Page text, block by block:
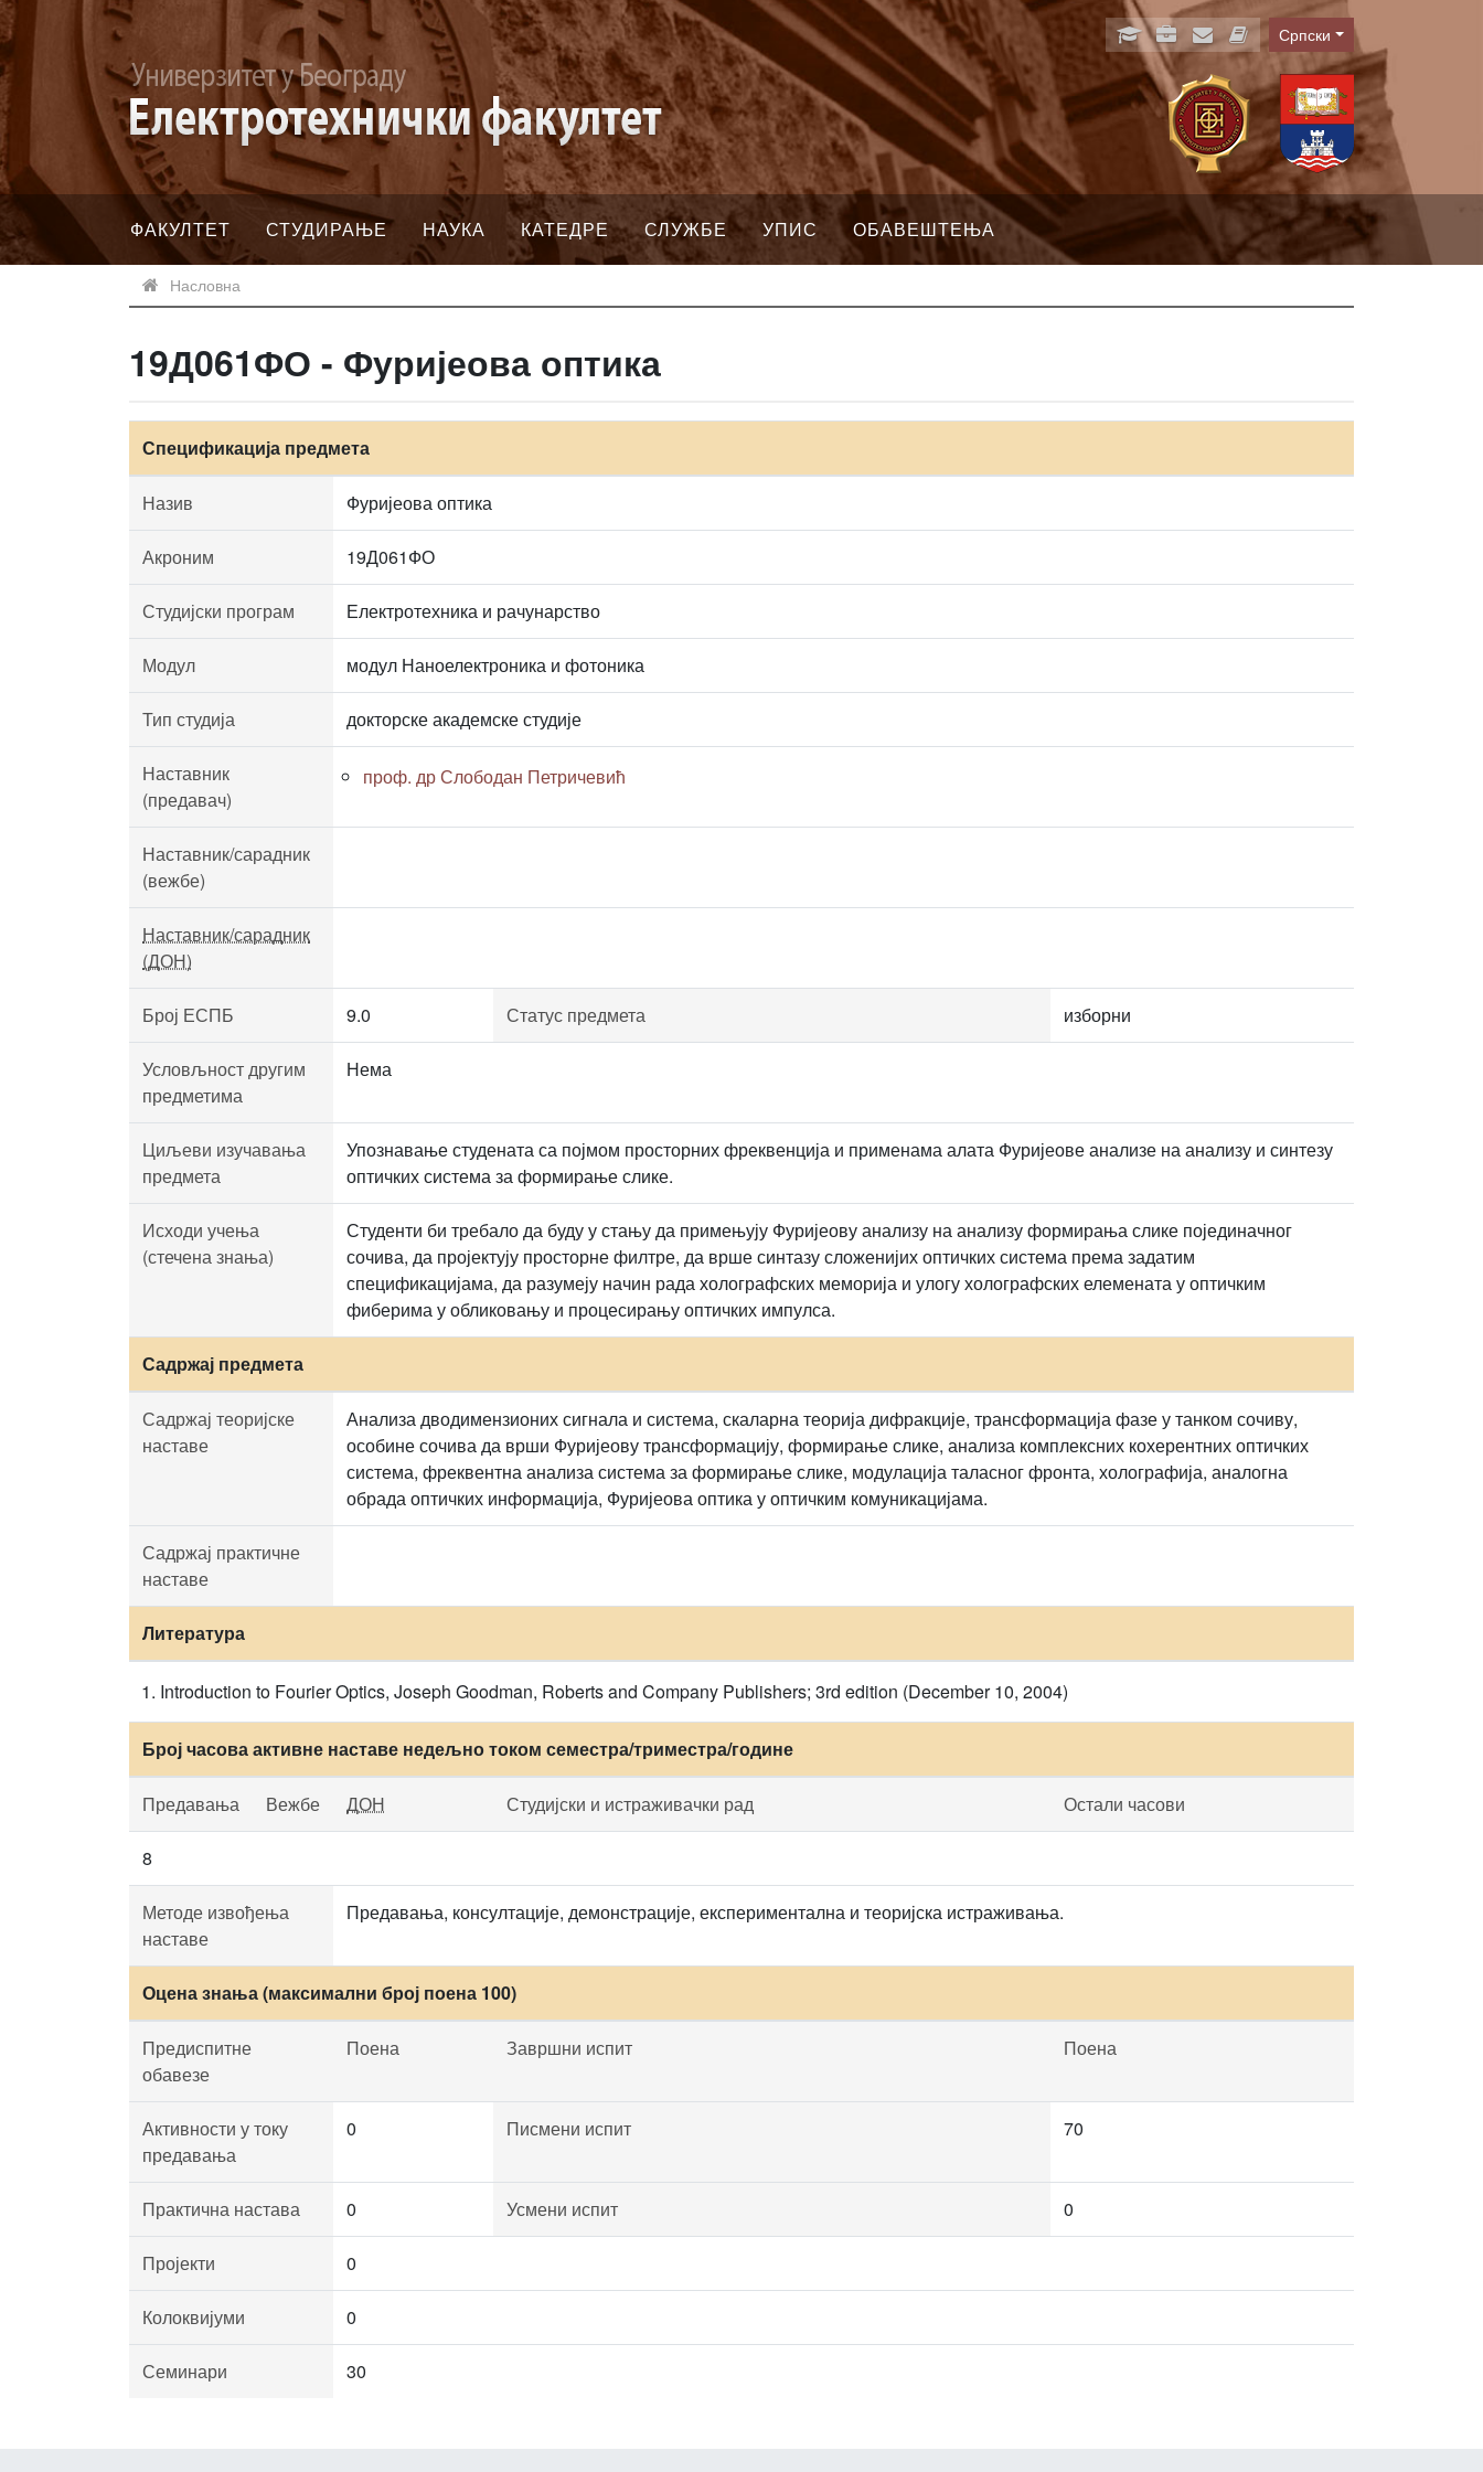
Language
Српски
ФАКУЛТЕТ СТУДИРАЊЕ НАУКА КАТЕДРЕ СЛУЖБЕ УПИС ОБАВЕШТЕЊА
Насловна
19Д061ФО - Фуријеова оптика
Спецификација предмета
Назив Фуријеова оптика
Акроним 19Д061ФО
Студијски програм Електротехника и рачунарство
Модул модул Наноелектроника и фотоника
Тип студија докторске академске студије
Наставник
(предавач)
проф. др Слободан Петричевић
Наставник/сарадник
(вежбе)
Наставник/сарадник
(ДОН)
Број ЕСПБ 9.0 Статус предмета изборни
Условљност другим
предметима
Нема
Циљеви изучавања
предмета
Упознавање студената са појмом просторних фреквенција и применама алата Фуријеове анализе на анализу и синтезу
оптичких система за формирање слике.
Исходи учења
(стечена знања)
Студенти би требало да буду у стању да примењују Фуријеову анализу на анализу формирања слике појединачног
сочива, да пројектују просторне филтре, да врше синтазу сложенијих оптичких система према задатим
спецификацијама, да разумеју начин рада холографских меморија и улогу холографских елемената у оптичким
фиберима у обликовању и процесирању оптичких импулса.
Садржај предмета
Садржај теоријске
наставе
Анализа дводимензионих сигнала и система, скаларна теорија дифракције, трансформација фазе у танком сочиву,
особине сочива да врши Фуријеову трансформацију, формирање слике, анализа комплексних кохерентних оптичких
система, фреквентна анализа система за формирање слике, модулација таласног фронта, холографија, аналогна
обрада оптичких информација, Фуријеова оптика у оптичким комуникацијама.
Садржај практичне
наставе
Литература
Introduction to Fourier Optics, Joseph Goodman, Roberts and Company Publishers; 3rd edition (December 10, 2004)
Број часова активне наставе недељно током семестра/триместра/године
Предавања Вежбе ДОН Студијски и истраживачки рад Остали часови
8
Методе извођења
наставе
Предавања, консултације, демонстрације, експериментална и теоријска истраживања.
Оцена знања (максимални број поена 100)
Предиспитне
обавезе
Поена Завршни испит Поена
Активности у току
предавања
0 Писмени испит 70
Практична настава 0 Усмени испит 0
Пројекти 0
Колоквијуми 0
Семинари 30